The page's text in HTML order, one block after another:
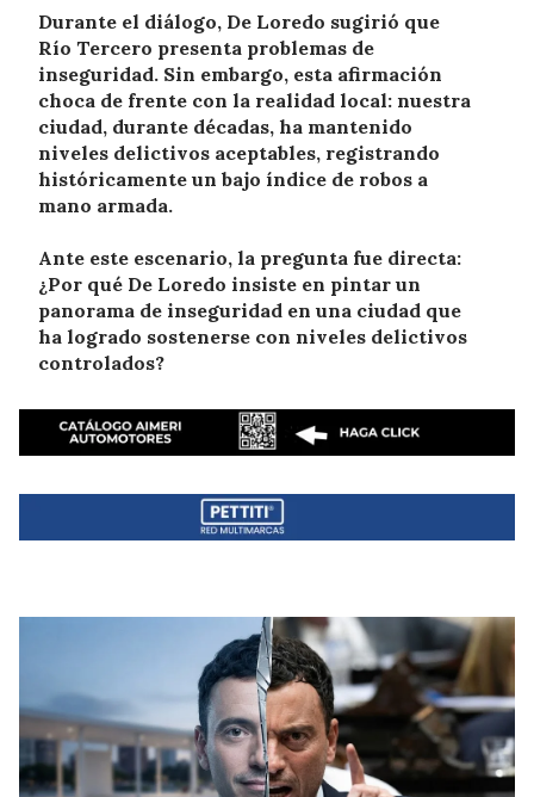
Durante el diálogo, De Loredo sugirió que
Río Tercero presenta problemas de
inseguridad. Sin embargo, esta afirmación
choca de frente con la realidad local: nuestra
ciudad, durante décadas, ha mantenido
niveles delictivos aceptables, registrando
históricamente un bajo índice de robos a
mano armada.
Ante este escenario, la pregunta fue directa:
¿Por qué De Loredo insiste en pintar un
panorama de inseguridad en una ciudad que
ha logrado sostenerse con niveles delictivos
controlados?